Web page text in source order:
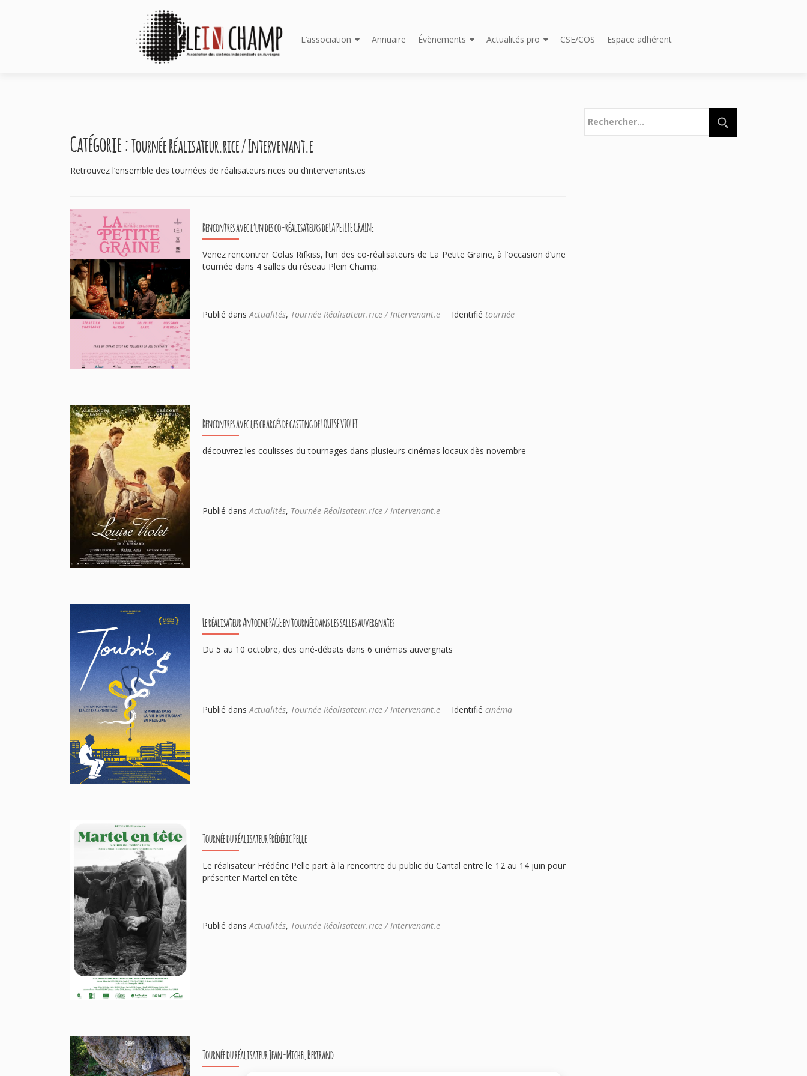
au
L’association Annuaire Évènements Actualités pro CSE/COS Espace adhérent
Catégorie :Tournée Réalisateur.rice / Intervenant.e
Retrouvez l’ensemble des tournées de réalisateurs.rices ou d’intervenants.es
Rencontres avec l’un des co-réalisateurs de LA PETITE GRAINE
Venez rencontrer Colas Rifkiss, l’un des co-réalisateurs de La Petite Graine, à l’occasion d’une
tournée dans 4 salles du réseau Plein Champ.
Publié dansActualités, Tournée Réalisateur.rice / Intervenant.e Identifié tournée
Rencontres avec les chargés de casting de LOUISE VIOLET
découvrez les coulisses du tournages dans plusieurs cinémas locaux dès novembre
Publié dans Actualités, Tournée Réalisateur.rice / Intervenant.e
Le réalisateur Antoine PAGE en tournée dans les salles auvergnates
Du 5 au 10 octobre, des ciné-débats dans 6 cinémas auvergnats
Publié dans Actualités, Tournée Réalisateur.rice / Intervenant.e Identifié cinéma
Tournée du réalisateur Frédéric Pelle
Le réalisateur Frédéric Pelle part à la rencontre du public du Cantal entre le 12 au 14 juin pour
présenter Martel en tête
Publié dans Actualités, Tournée Réalisateur.rice / Intervenant.e
Tournée du réalisateur Jean-Michel Bertrand
Navigation
des
articles